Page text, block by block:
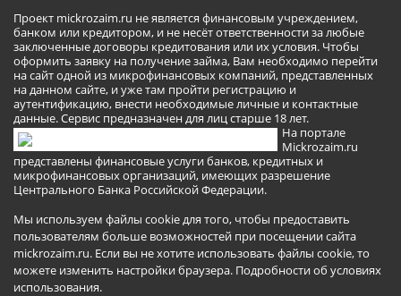
Проект mickrozaim.ru не является финансовым учреждением,
банком или кредитором, и не несёт ответственности за любые
заключенные договоры кредитования или их условия. Чтобы
оформить заявку на получение займа, Вам необходимо перейти
на сайт одной из микрофинансовых компаний, представленных
на данном сайте, и уже там пройти регистрацию и
аутентификацию, внести необходимые личные и контактные
данные. Сервис предназначен для лиц старше 18 лет.
На портале
Mickrozaim.ru
представлены финансовые услуги банков, кредитных и
микрофинансовых организаций, имеющих разрешение
Центрального Банка Российской Федерации.
Мы используем файлы cookie для того, чтобы предоставить
пользователям больше возможностей при посещении сайта
mickrozaim.ru. Если вы не хотите использовать файлы cookie, то
можете изменить настройки браузера. Подробности об условиях
использования.